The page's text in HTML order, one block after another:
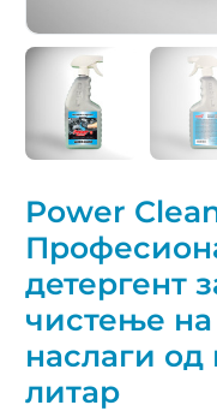
Power
детергент
чистење
наслаги од
литар